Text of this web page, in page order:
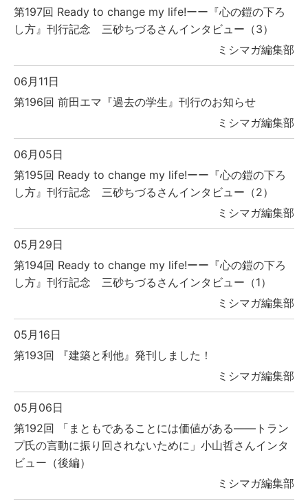
第197回 Ready to change my life!ーー『心の鎧の下ろ
し方』刊行記念 三砂ちづるさんインタビュー（3）
ミシマガ編集部
06月11日
第196回 前田エマ『過去の学生』刊行のお知らせ
ミシマガ編集部
06月05日
第195回 Ready to change my life!ーー『心の鎧の下ろ
し方』刊行記念 三砂ちづるさんインタビュー（2）
ミシマガ編集部
05月29日
第194回 Ready to change my life!ーー『心の鎧の下ろ
し方』刊行記念 三砂ちづるさんインタビュー（1）
ミシマガ編集部
05月16日
第193回 『建築と利他』発刊しました！
ミシマガ編集部
05月06日
第192回 「まともであることには価値がある――トラン
プ氏の言動に振り回されないために」小山哲さんインタ
ビュー（後編）
ミシマガ編集部